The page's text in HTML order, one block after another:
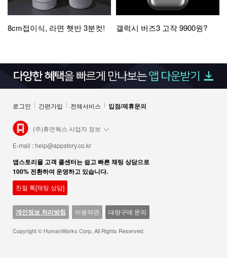
8cm접이식, 라면 햇반 3분컷! 갤럭시 버즈3 고작 9900원?
로그인 간편가입 전체서비스 입점/제휴문의
(주)휴먼웍스 사업자 정보
E-mail :help@appstory.co.kr
앱스토리몰 고객 콜센터는 쉽고 빠른 채팅 상담으로
100% 전환하여 운영하고 있습니다.
친절 톡[채팅 상담]
개인정보 처리방침 이용약관 대량구매 문의
Copyright © HumanWorks Corp. All Rights Reserved.